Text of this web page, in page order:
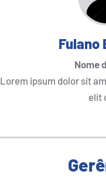
Fulano
Nome
Lorem ipsum dolor sit
elit